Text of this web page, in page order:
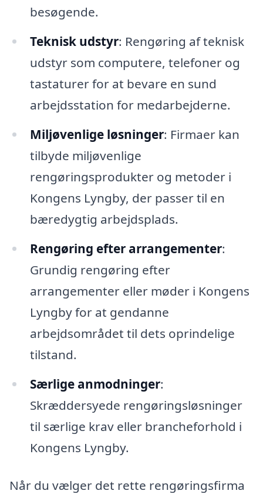
besøgende.
Teknisk udstyr: Rengøring af teknisk
udstyr som computere, telefoner og
tastaturer for at bevare en sund
arbejdsstation for medarbejderne.
Miljøvenlige løsninger: Firmaer kan
tilbyde miljøvenlige
rengøringsprodukter og metoder i
Kongens Lyngby, der passer til en
bæredygtig arbejdsplads.
Rengøring efter arrangementer:
Grundig rengøring efter
arrangementer eller møder i Kongens
Lyngby for at gendanne
arbejdsområdet til dets oprindelige
tilstand.
Særlige anmodninger:
Skræddersyede rengøringsløsninger
til særlige krav eller brancheforhold i
Kongens Lyngby.
Når du vælger det rette rengøringsfirma